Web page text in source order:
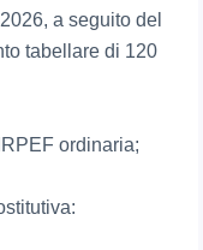
a seguito del
tabellare di 120
ordinaria;